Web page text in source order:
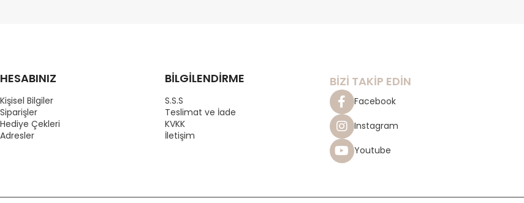
HESABINIZ
Kişisel Bilgiler
Siparişler
Hediye Çekleri
Adresler
BİLGİLENDİRME
S.S.S
Teslimat ve İade
KVKK
İletişim
BİZİ TAKİP EDİN
Facebook
Instagram
Youtube